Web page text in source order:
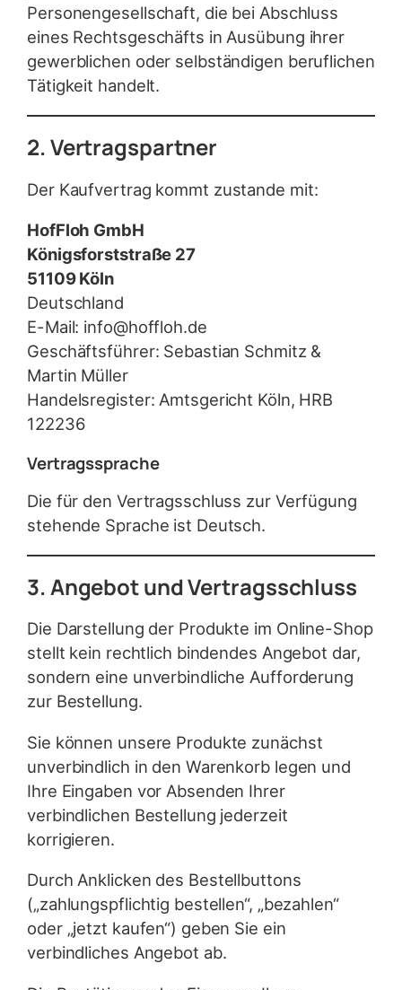
Personengesellschaft, die bei Abschluss
eines Rechtsgeschäfts in Ausübung ihrer
gewerblichen oder selbständigen beruflichen
Tätigkeit handelt.
2. Vertragspartner
Der Kaufvertrag kommt zustande mit:
HofFloh GmbH
Königsforststraße 27
51109 Köln
Deutschland
E-Mail: info@hoffloh.de
Geschäftsführer: Sebastian Schmitz &
Martin Müller
Handelsregister: Amtsgericht Köln, HRB
122236
Vertragssprache
Die für den Vertragsschluss zur Verfügung
stehende Sprache ist Deutsch.
3. Angebot und Vertragsschluss
Die Darstellung der Produkte im Online-Shop
stellt kein rechtlich bindendes Angebot dar,
sondern eine unverbindliche Aufforderung
zur Bestellung.
Sie können unsere Produkte zunächst
unverbindlich in den Warenkorb legen und
Ihre Eingaben vor Absenden Ihrer
verbindlichen Bestellung jederzeit
korrigieren.
Durch Anklicken des Bestellbuttons
(„zahlungspflichtig bestellen“, „bezahlen“
oder „jetzt kaufen“) geben Sie ein
verbindliches Angebot ab.